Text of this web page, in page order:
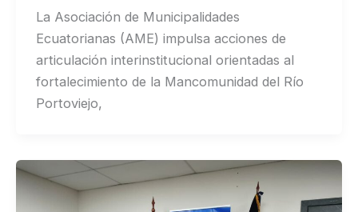
La Asociación de Municipalidades
Ecuatorianas (AME) impulsa acciones de
articulación interinstitucional orientadas al
fortalecimiento de la Mancomunidad del Río
Portoviejo,